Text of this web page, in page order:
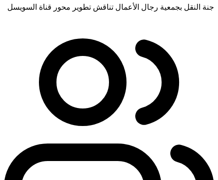
جنة النقل بجمعية رجال الأعمال تناقش تطوير محور قناة السويسل